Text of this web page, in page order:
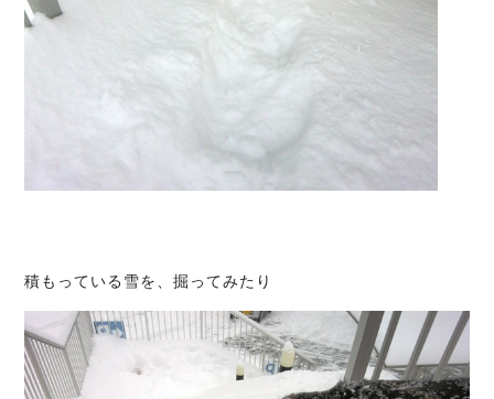
積もっている雪を、掘ってみたり